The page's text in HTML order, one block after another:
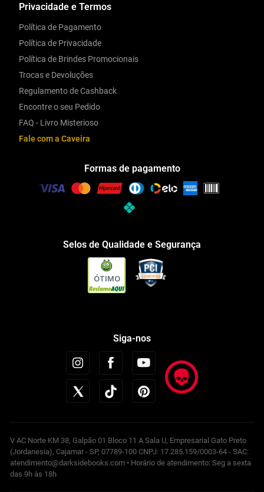
Privacidade e Termos
Política de Pagamento
Política de Privacidade
Política de Brindes Promocionais
Trocas e Devoluções
Regulamento de Cashback
Encontre o seu Pedido
FAQ - Livro Misterioso
Fale com a Caveira
Formas de pagamento
Selos de Qualidade e Segurança
ÓTIMO
Siga-nos
V AC Norte KM 38, Galpão 01 Bloco 11 A Sala U, Empresarial Gato Preto
(Jordanesia), Cajamar - SP, 07789-100 CNPJ: 17.285.159/0003-64 - SAC:
atendimento@darksidebooks.com • Horário de atendimento: Seg a sexta
das 9h às 18h